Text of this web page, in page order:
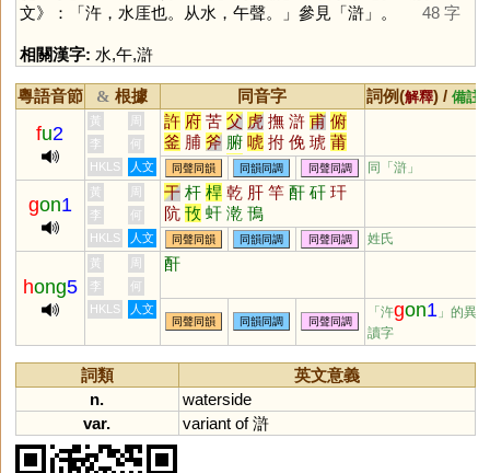
文》：「汻，水厓也。从水，午聲。」參見「滸」。 48 字
相關漢字: 水,午,滸
粵語音節 & 根據 同音字 詞例(解釋) / 備註
fu2
黃 周 許 府 苦 父 虎 撫 滸 甫 俯
釜 脯 斧 腑 唬 拊 俛 琥 莆
滏 楛 黼 簠 頫 蚥 暊 殕 柎
嘸 蜅 軵 郙 弣
李
何
HKLS
人文 同聲同韻 同韻同調 同聲同調 同「滸 」
gon1
黃 周 干 杆 桿 乾 肝 竿 酐 矸 玕
阬 攼 虷 漧 鳱
李
何
HKLS
人文 同聲同韻 同韻同調 同聲同調 姓氏
hong5
黃 周 酐
李
何
HKLS
人文
同聲同韻 同韻同調 同聲同調
「汻gon1 」的異
讀字
詞類
英文意義
n.
waterside
var.
variant of滸